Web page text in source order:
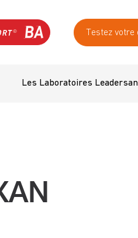
Testez votre
Les Laboratoires